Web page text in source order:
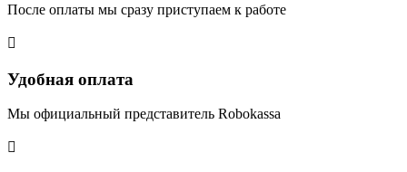
После оплаты мы сразу приступаем к работе

Удобная оплата
Мы официальный представитель Robokassa
